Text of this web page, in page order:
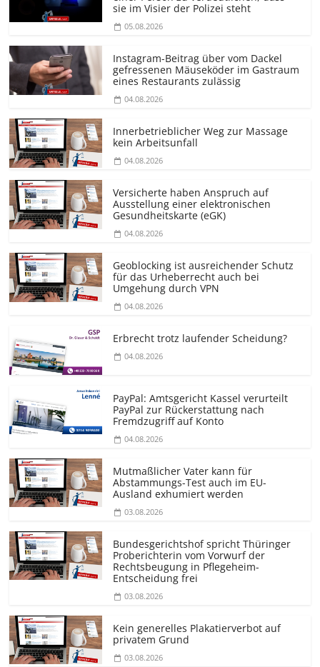
sie im Visier der Polizei steht
05.08.2026
Instagram-Beitrag über vom Dackel
gefressenen Mäuseköder im Gastraum
eines Restaurants zulässig
04.08.2026
Innerbetrieblicher Weg zur Massage
kein Arbeitsunfall
04.08.2026
Versicherte haben Anspruch auf
Ausstellung einer elektronischen
Gesundheitskarte (eGK)
04.08.2026
Geoblocking ist ausreichender Schutz
für das Urheberrecht auch bei
Umgehung durch VPN
04.08.2026
Erbrecht trotz laufender Scheidung?
04.08.2026
PayPal: Amtsgericht Kassel verurteilt
PayPal zur Rückerstattung nach
Fremdzugriff auf Konto
04.08.2026
Mutmaßlicher Vater kann für
Abstammungs-Test auch im EU-
Ausland exhumiert werden
03.08.2026
Bundesgerichtshof spricht Thüringer
Proberichterin vom Vorwurf der
Rechtsbeugung in Pflegeheim-
Entscheidung frei
03.08.2026
Kein generelles Plakatierverbot auf
privatem Grund
03.08.2026